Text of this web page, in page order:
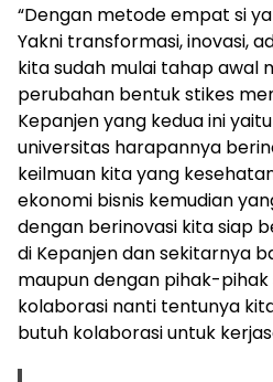
“Dengan metode empat si
Yakni transformasi, inovasi,
kita sudah mulai tahap awal
perubahan bentuk stikes
Kepanjen yang kedua ini
universitas harapannya
keilmuan kita yang
ekonomi bisnis kemudian
dengan berinovasi kita siap
di Kepanjen dan sekitarnya
maupun dengan pihak-
kolaborasi nanti tentunya
butuh kolaborasi untuk